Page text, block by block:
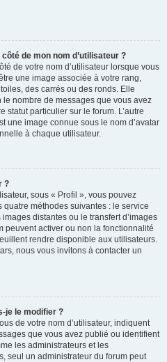
de mon nom d’utilisateur ?
de votre nom d’utilisateur lorsque vous
une image associée à votre rang,
des carrés ou des ronds. Elle
le nombre de messages que vous avez
statut particulier sur le forum. L’autre
une image connue sous le nom d’avatar
à chaque utilisateur.
?
sous « Profil », vous pouvez
méthodes suivantes : le service
distantes ou le transfert d’images
peuvent activer ou non la fonctionnalité
rendre disponible aux utilisateurs.
nous vous invitons à contacter un
je le modifier ?
de votre nom d’utilisateur, indiquent
que vous avez publié ou identifient
les administrateurs et les
seul un administrateur du forum peut